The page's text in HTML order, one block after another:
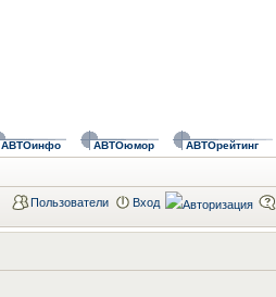
АВТОинфо АВТОюмор АВТОрейтинг
Пользователи Вход